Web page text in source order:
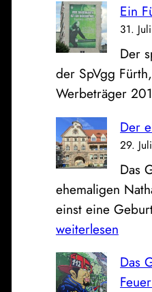
k
s
s
e
n
d
K
l
i
i
k
s
B
i
l
d
u
m
S
o
n
Ein
31.
Der
der SpVgg
Werbeträger
Der
29.
Das
ehemaligen
einst eine
weiterlesen
Das